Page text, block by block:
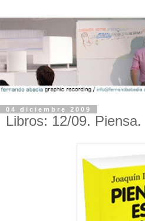
04 diciembre 2009
Libros: 12/09.